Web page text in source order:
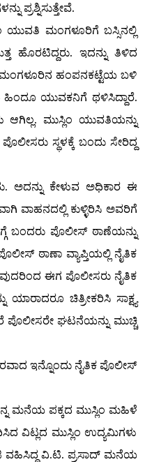
ಪ್ರಶ್ನಿಸುತ್ತೇವೆ.
ಮಂಗಳೂರಿಗೆ ಬಸ್ಸಿನಲ್ಲಿ
ಹೊರಟಿದ್ದರು. ಇದನ್ನು ತಿಳಿದ
ಮಂಗಳೂರಿನ ಹಂಪನಕಟ್ಟೆಯ ಬಳಿ
ಹಿಂದೂ ಯುವಕನಿಗೆ ಥಳಿಸಿದ್ದಾರೆ.
ಆಗಿಲ್ಲ. ಮುಸ್ಲಿಂ ಯುವತಿಯನ್ನು
ಸ್ಥಳಕ್ಕೆ ಬಂದು ಸೇರಿದ್ದ
ಅದನ್ನು ಕೇಳುವ ಅಧಿಕಾರ ಈ
ವಾಹನದಲ್ಲಿ ಕುಳ್ಳಿರಿಸಿ ಅವರಿಗೆ
ಬಂದರು ಪೊಲೀಸ್ ಠಾಣೆಯನ್ನು
ಠಾಣಾ ವ್ಯಾಪ್ತಿಯಲ್ಲಿ ನೈತಿಕ
ಈಗ ಪೊಲೀಸರು ನೈತಿಕ
ಚಿತ್ರೀಕರಿಸಿ ಸಾಕ್ಷ್ಯ
ಪೊಲೀಸರೇ ಘಟನೆಯನ್ನು ಮುಚ್ಚಿ
ಇನ್ನೊಂದು ನೈತಿಕ ಪೊಲೀಸ್
ಮನೆಯ ಪಕ್ಕದ ಮುಸ್ಲಿಂ ಮಹಿಳೆ
ವಿಟ್ಲದ ಮುಸ್ಲಿಂ ಉದ್ಯಮಿಗಳು
ವಹಿಸಿದ್ದ ವಿ.ಟಿ. ಪ್ರಸಾದ್ ಮನೆಯ